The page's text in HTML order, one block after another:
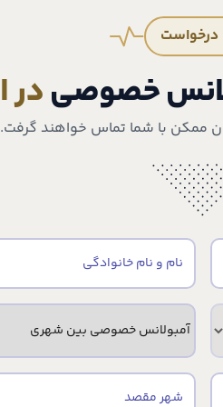
درخواست
خصوصیدر
ممکن با شما تماس خواهند گرفت.